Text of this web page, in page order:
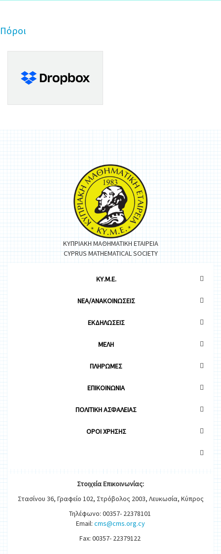
Πόροι
ΚΥΠΡΙΑΚΗ ΜΑΘΗΜΑΤΙΚΗ ΕΤΑΙΡΕΙΑ
CYPRUS MATHEMATICAL SOCIETY
ΚΥ.Μ.Ε.
ΝΕΑ/ΑΝΑΚΟΙΝΩΣΕΙΣ
ΕΚΔΗΛΩΣΕΙΣ
ΜΕΛΗ
ΠΛΗΡΩΜΕΣ
ΕΠΙΚΟΙΝΩΝΙΑ
ΠΟΛΙΤΙΚΗ ΑΣΦΑΛΕΙΑΣ
OΡΟΙ ΧΡΗΣΗΣ
ΣτοιχείαΕπικοινωνίας:
Στασίνου 36, Γραφείο 102, Στρόβολος 2003, Λευκωσία, Κύπρος
Τηλέφωνο: 00357- 22378101
Email: cms@cms.org.cy
Fax: 00357- 22379122